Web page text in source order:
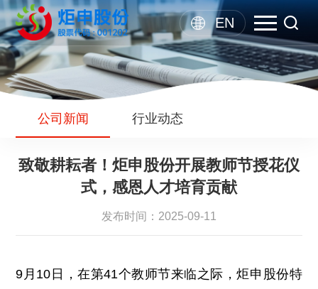
EN
公司新闻 行业动态
致敬耕耘者！炬申股份开展教师节授花仪
式，感恩人才培育贡献
发布时间：2025-09-11
9月10日，在第41个教师节来临之际，炬申股份特